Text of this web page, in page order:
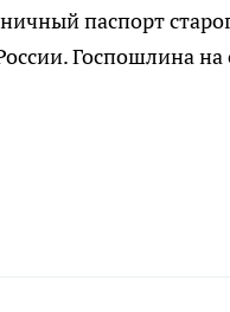
паспорт
Госпошлина